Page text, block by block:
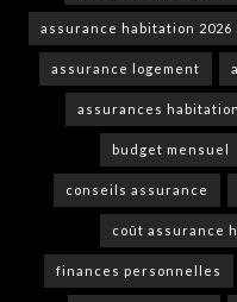
assurance habitation 2026
assurance logement
assurances habitation
budget mensuel
conseils assurance
coût assurance
finances personnelles